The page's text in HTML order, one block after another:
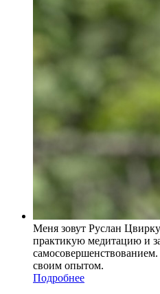
Меня зовут Руслан
практикую медитацию и
своим опытом.
Подробнее